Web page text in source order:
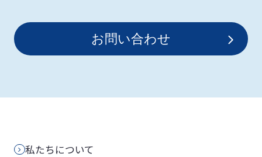
お問い合わせ
私たちについて